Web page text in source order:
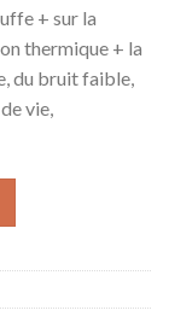
+ sur la
thermique + la
du bruit faible,
vie,